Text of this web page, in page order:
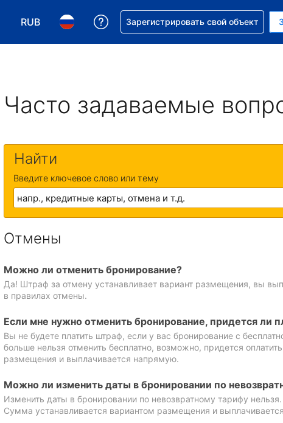
RUB
Выберите валюту. Текущая валюта — Российский
Выберите язык. Текущий язык — На русском
Получите помощь с бронированием
Зарегистрировать свой объект
Часто задаваемые
Найти
Введите ключевое слово или тему
Отмены
Можно ли отменить бронирование?
Да! Штраф за отмену устанавливает вариант размещения, вы
в правилах отмены.
Если мне нужно отменить бронирование, придется ли
Вы не будете платить штраф, если у вас бронирование с
больше нельзя отменить бесплатно, возможно, придется
размещения и выплачивается напрямую.
Можно ли изменить даты в бронировании по
Изменить даты в бронировании по невозвратному тарифу
Сумма устанавливается вариантом размещения и